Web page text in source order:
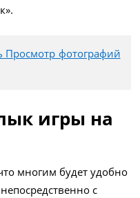
Просмотр фотографий
игры на
многим будет удобно
с